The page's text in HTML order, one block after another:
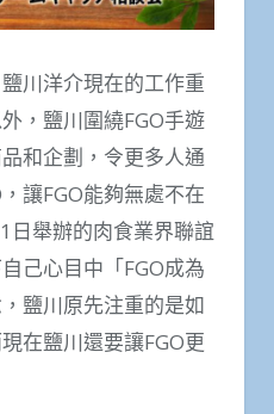
川洋介現在的工作重
，鹽川圍繞FGO手遊
和企劃，令更多人通
讓FGO能夠無處不在
舉辦的肉食業界聯誼
己心目中「FGO成為
鹽川原先注重的是如
在鹽川還要讓FGO更